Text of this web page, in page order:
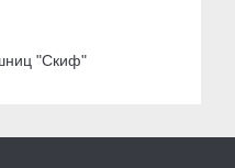
"Скиф"